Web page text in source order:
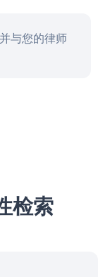
与您的律师
检索